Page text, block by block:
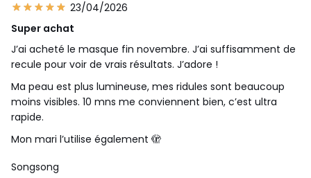
23/04/2026
Super achat
J’ai acheté le masque fin novembre. J’ai suffisamment de
recule pour voir de vrais résultats. J’adore !
Ma peau est plus lumineuse, mes ridules sont beaucoup
moins visibles. 10 mns me conviennent bien, c’est ultra
rapide.
Mon mari l’utilise également 🫣
Songsong